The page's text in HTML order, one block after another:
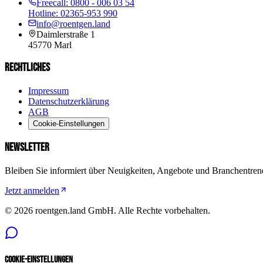
Freecall: 0800 - 006 03 54
Hotline: 02365-953 990
info@roentgen.land
Daimlerstraße 1
45770 Marl
RECHTLICHES
Impressum
Datenschutzerklärung
AGB
Cookie-Einstellungen
NEWSLETTER
Bleiben Sie informiert über Neuigkeiten, Angebote und
Jetzt anmelden
© 2026 roentgen.land GmbH. Alle Rechte vorbehalten.
Cookie-Einstellungen